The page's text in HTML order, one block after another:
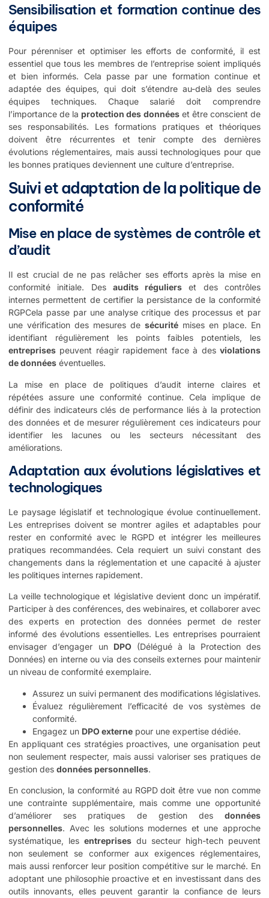
Sensibilisation et formation continue des
équipes
Pour pérenniser et optimiser les efforts de conformité, il est
essentiel que tous les membres de l’entreprise soient impliqués
et bien informés. Cela passe par une formation continue et
adaptée des équipes, qui doit s’étendre au-delà des seules
équipes techniques. Chaque salarié doit comprendre
l’importance de la protection des donnéeset être conscient de
ses responsabilités. Les formations pratiques et théoriques
doivent être récurrentes et tenir compte des dernières
évolutions réglementaires, mais aussi technologiques pour que
les bonnes pratiques deviennent une culture d’entreprise.
Suivi et adaptation de la politique de
conformité
Mise en place de systèmes de contrôle et
d’audit
Il est crucial de ne pas relâcher ses efforts après la mise en
conformité initiale. Des audits réguliers et des contrôles
internes permettent de certifier la persistance de la conformité
RGPCela passe par une analyse critique des processus et par
une vérification des mesures de sécurité mises en place. En
identifiant régulièrement les points faibles potentiels, les
entreprises peuvent réagir rapidement face à des violations
de données éventuelles.
La mise en place de politiques d’audit interne claires et
répétées assure une conformité continue. Cela implique de
définir des indicateurs clés de performance liés à la protection
des données et de mesurer régulièrement ces indicateurs pour
identifier les lacunes ou les secteurs nécessitant des
améliorations.
Adaptation aux évolutions législatives et
technologiques
Le paysage législatif et technologique évolue continuellement.
Les entreprises doivent se montrer agiles et adaptables pour
rester en conformité avec le RGPD et intégrer les meilleures
pratiques recommandées. Cela requiert un suivi constant des
changements dans la réglementation et une capacité à ajuster
les politiques internes rapidement.
La veille technologique et législative devient donc un impératif.
Participer à des conférences, des webinaires, et collaborer avec
des experts en protection des données permet de rester
informé des évolutions essentielles. Les entreprises pourraient
envisager d’engager un DPO (Délégué à la Protection des
Données) en interne ou via des conseils externes pour maintenir
un niveau de conformité exemplaire.
Assurez un suivi permanent des modifications législatives.
Évaluez régulièrement l’efficacité de vos systèmes de
conformité.
Engagez un DPO externe pour une expertise dédiée.
En appliquant ces stratégies proactives, une organisation peut
non seulement respecter, mais aussi valoriser ses pratiques de
gestion des données personnelles.
En conclusion, la conformité au RGPD doit être vue non comme
une contrainte supplémentaire, mais comme une opportunité
d’améliorer ses pratiques de gestion des données
personnelles. Avec les solutions modernes et une approche
systématique, les entreprises du secteur high-tech peuvent
non seulement se conformer aux exigences réglementaires,
mais aussi renforcer leur position compétitive sur le marché. En
adoptant une philosophie proactive et en investissant dans des
outils innovants, elles peuvent garantir la confiance de leurs